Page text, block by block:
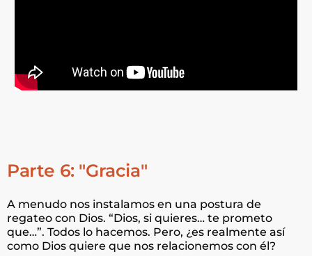
Parte 6: "Gracia"
A menudo nos instalamos en una postura de
regateo con Dios. “Dios, si quieres… te prometo
que…”. Todos lo hacemos. Pero, ¿es realmente así
como Dios quiere que nos relacionemos con él?